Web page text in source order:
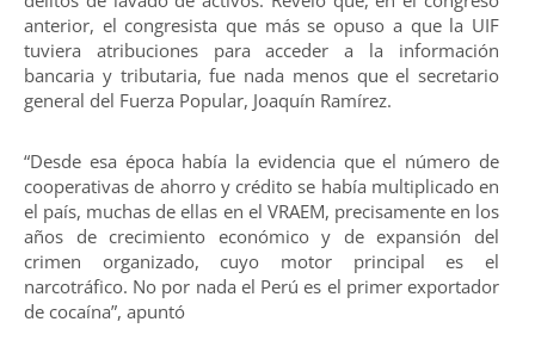
anterior, el congresista que más se opuso a que la UIF
tuviera atribuciones para acceder a la información
bancaria y tributaria, fue nada menos que el secretario
general del Fuerza Popular, Joaquín Ramírez.
“Desde esa época había la evidencia que el número de
cooperativas de ahorro y crédito se había multiplicado en
el país, muchas de ellas en el VRAEM, precisamente en los
años de crecimiento económico y de expansión del
crimen organizado, cuyo motor principal es el
narcotráfico. No por nada el Perú es el primer exportador
de cocaína”, apuntó